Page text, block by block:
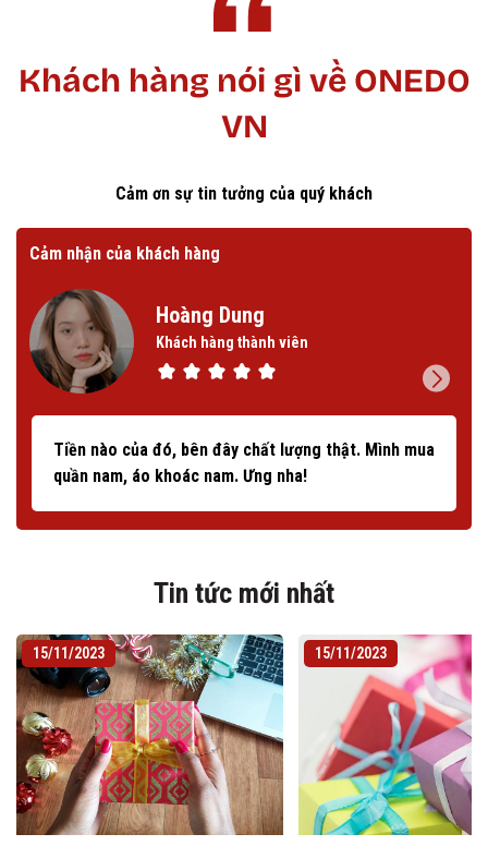
Khách hàng nói gì về ONEDO
VN
Cảm ơn sự tin tưởng của quý khách
Cảm nhận của khách hàng
Hoàng Dung
Khách hàng thành viên
Tiền nào của đó, bên đây chất lượng thật. Mình mua
quần nam, áo khoác nam. Ưng nha!
Tin tức mới nhất
15/11/2023 15/11/2023